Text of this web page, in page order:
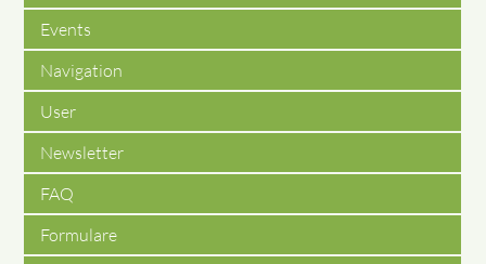
Events
Navigation
User
Newsletter
FAQ
Formulare